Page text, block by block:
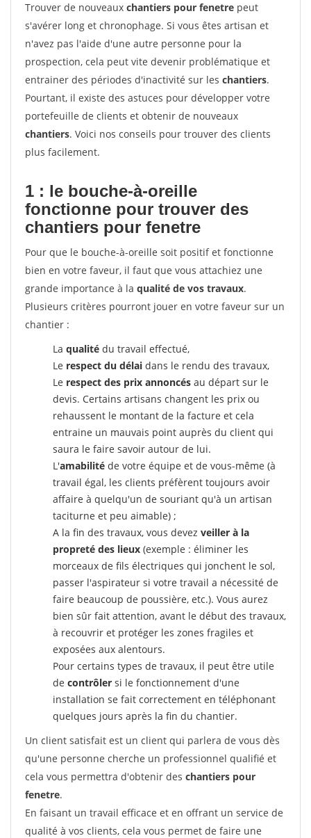
Trouver de nouveaux chantiers pour fenetre peut
s'avérer long et chronophage. Si vous êtes artisan et
n'avez pas l'aide d'une autre personne pour la
prospection, cela peut vite devenir problématique et
entrainer des périodes d'inactivité sur les chantiers.
Pourtant, il existe des astuces pour développer votre
portefeuille de clients et obtenir de nouveaux
chantiers. Voici nos conseils pour trouver des clients
plus facilement.
1 : le bouche-à-oreille
fonctionne pour trouver des
chantiers pour fenetre
Pour que le bouche-à-oreille soit positif et fonctionne
bien en votre faveur, il faut que vous attachiez une
grande importance à la qualité de vos travaux.
Plusieurs critères pourront jouer en votre faveur sur un
chantier :
La qualité du travail effectué,
Le respect du délai dans le rendu des travaux,
Le respect des prix annoncés au départ sur le
devis. Certains artisans changent les prix ou
rehaussent le montant de la facture et cela
entraine un mauvais point auprès du client qui
saura le faire savoir autour de lui.
L'amabilité de votre équipe et de vous-même (à
travail égal, les clients préfèrent toujours avoir
affaire à quelqu'un de souriant qu'à un artisan
taciturne et peu aimable) ;
A la fin des travaux, vous devez veiller à la
propreté des lieux (exemple : éliminer les
morceaux de fils électriques qui jonchent le sol,
passer l'aspirateur si votre travail a nécessité de
faire beaucoup de poussière, etc.). Vous aurez
bien sûr fait attention, avant le début des travaux,
à recouvrir et protéger les zones fragiles et
exposées aux alentours.
Pour certains types de travaux, il peut être utile
de contrôler si le fonctionnement d'une
installation se fait correctement en téléphonant
quelques jours après la fin du chantier.
Un client satisfait est un client qui parlera de vous dès
qu'une personne cherche un professionnel qualifié et
cela vous permettra d'obtenir des chantiers pour
fenetre.
En faisant un travail efficace et en offrant un service de
qualité à vos clients, cela vous permet de faire une